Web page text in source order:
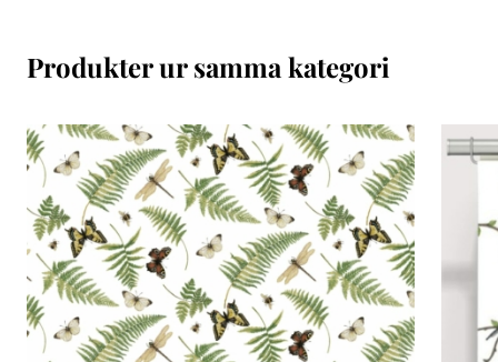
Produkter ur samma kategori